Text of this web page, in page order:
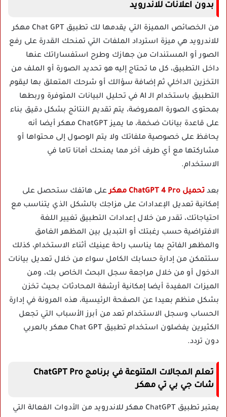
بدون اعلانات للاندرويد
من الخصائص المميزة التي يقدمها لك تطبيق Chat GPT مهكر
للاندرويد هي ميزة استرداد الملفات التي تمنحك القدرة على رفع
الصور أو المستندات من جهازك وطرح استفساراتك عنها
داخل التطبيق، كل ما تحتاج إليه هو تحديد الصورة أو الملف من
التخزين الداخلي ثم إضافة سؤالك أو شرحك المتعلق بها ليقوم
التطبيق باستخدام الـ AI في تحليل البيانات المتوفرة وربطها
بمحتوى الصورة المعروضة، يتم تقديم النتائج بشكل دقيق بناء
على قاعدة بيانات ضخمة، ما يميز ChatGPT مهكر أيضا أنه
يحافظ على خصوصية ملفاتك ولا يتم الوصول إلى محتواها أو
مشاركتها مع أي طرف آخر مما يمنحك أمانا تاما في
الاستخدام.
بعد تحميل ChatGPT 4 Pro مهكر
على هاتفك ستحصل على
إمكانية تعديل الإعدادات على مزاجك بالشكل الذي يتناسب مع
احتياجاتك، تقدر من خلال إعدادات التطبيق تغيير اللغة
الافتراضية حسب رغبتك أو التبديل بين المظهر الغامق
والمظهر الفاتح بما يناسب راحة عينيك أثناء الاستخدام، كذلك
ستتمكن من إدارة حسابك الكامل سواء من خلال تعديل بيانات
الدخول أو من خلال مراجعة سجل البحث الخاص بك، ومن
الميزات المفيدة أيضا إمكانية أرشفة المحادثات بحيث تخزن
بشكل منظم بعيدا عن الصفحة الرئيسية، هذه المرونة في إدارة
الحساب وسجل الاستخدام تعد من أبرز الأسباب التي تجعل
الكثيرين يفضلون استخدام تطبيق Chat GPT مهكر بالعربي
دون تردد.
تعلم المجالات المتنوعة في برنامج ChatGPT Pro
شات جي بي تي مهكر
يعتبر تطبيق ChatGPT مهكر للاندرويد من الأدوات الفعالة التي